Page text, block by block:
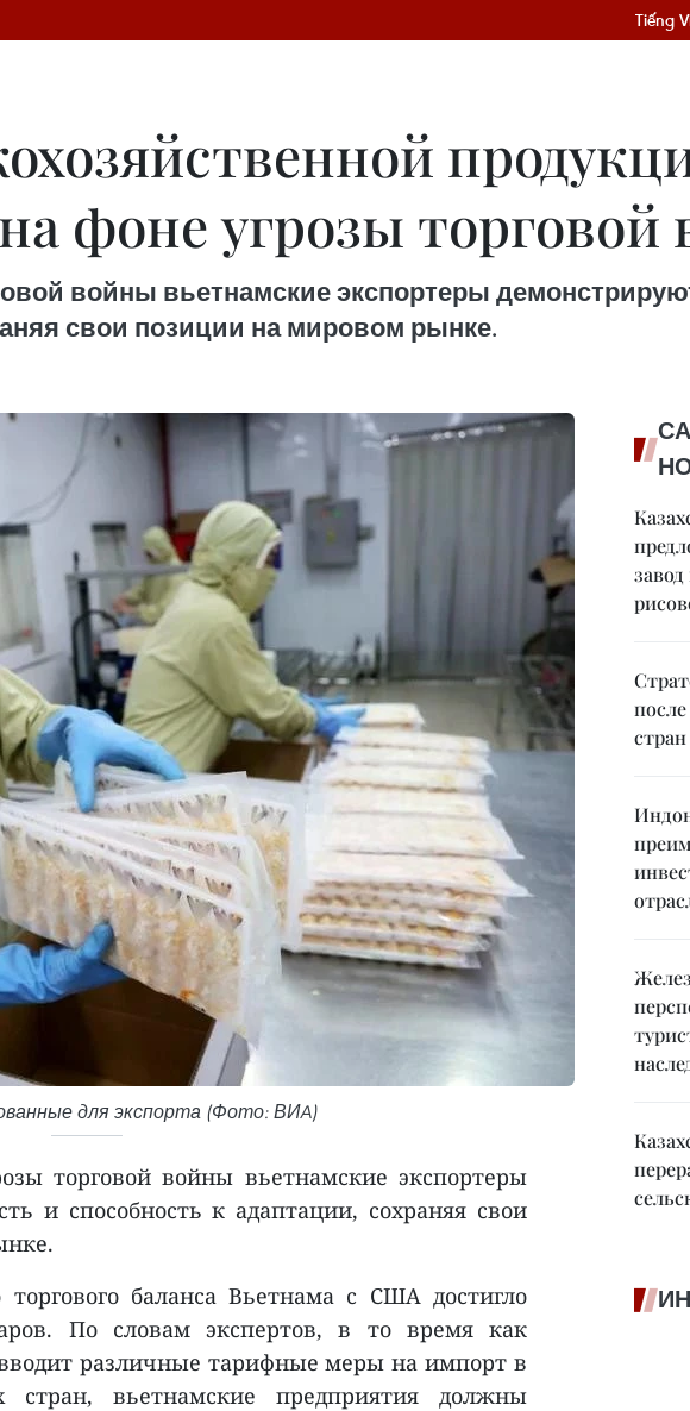
Tiếng
фоне угрозы торговой
войны вьетнамские экспортеры
свои позиции на мировом рынке.
для экспорта (Фото: ВИA)
торговой войны вьетнамские экспортеры
и способность к адаптации, сохраняя свои
баланса Вьетнама с США достигло
По словам экспертов, в то время как
различные тарифные меры на импорт в
стран, вьетнамские предприятия должны